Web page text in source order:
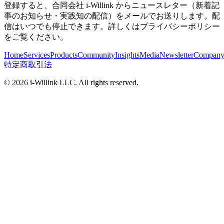
登録すると、合同会社 i-Willink からニュースレター（新着記
事のお知らせ・実践知の配信）をメールでお送りします。配
信はいつでも停止できます。詳しくはプライバシーポリシー
をご覧ください。
HomeServicesProductsCommunityInsightsMediaNewsletterCompany
特定商取引法
© 2026 i-Willink LLC. All rights reserved.